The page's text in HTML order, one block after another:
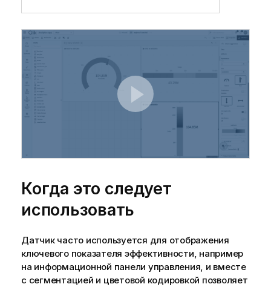
Когда это следует
использовать
Датчик часто используется для отображения
ключевого показателя эффективности, например
на информационной панели управления, и вместе
с сегментацией и цветовой кодировкой позволяет